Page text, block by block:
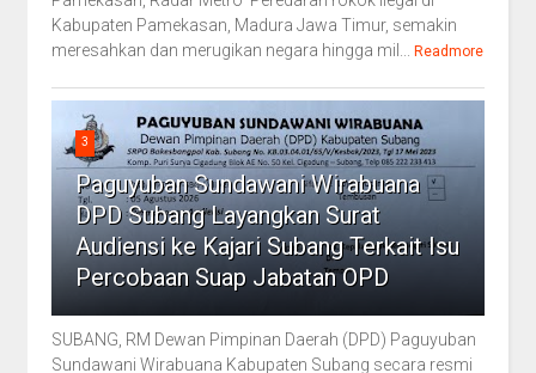
Kabupaten Pamekasan, Madura Jawa Timur, semakin
meresahkan dan merugikan negara hingga mil...
Readmore
3
Paguyuban Sundawani Wirabuana
DPD Subang Layangkan Surat
Audiensi ke Kajari Subang Terkait Isu
Percobaan Suap Jabatan OPD
SUBANG, RM Dewan Pimpinan Daerah (DPD) Paguyuban
Sundawani Wirabuana Kabupaten Subang secara resmi